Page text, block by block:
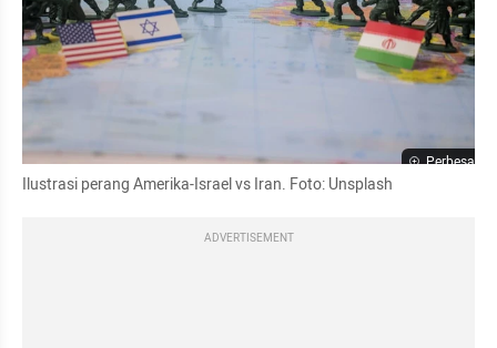
Perbesar
Ilustrasi perang Amerika-Israel vs Iran. Foto: Unsplash
ADVERTISEMENT